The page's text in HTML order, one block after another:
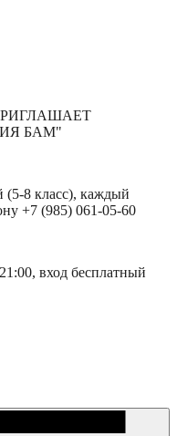
БАМ"
(5-8 класс), каждый
+7 (985) 061-05-60
вход бесплатный